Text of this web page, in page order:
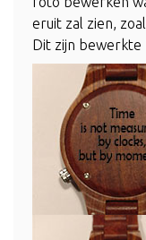
eruit zal zien,
Dit zijn bewerkte